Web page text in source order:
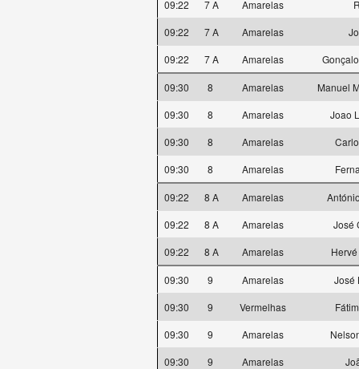
09:22
7 A Amarelas
09:22
7 A Amarelas
09:22
7 A Amarelas
09:30 8 Amarelas
Manuel
09:30
8 Amarelas
Joao
09:30
8 Amarelas
09:30
8 Amarelas
09:22 8 A Amarelas
09:22
8 A Amarelas
José
09:22
8 A Amarelas
09:30 9 Amarelas
José
09:30
9 Vermelhas
09:30
9 Amarelas
09:30
9 Amarelas